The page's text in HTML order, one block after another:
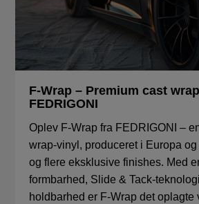
F-Wrap – Premium cast
FEDRIGONI
Oplev F-Wrap fra FEDRIGONI –
wrap-vinyl, produceret i Europa
og flere eksklusive finishes. Med
formbarhed, Slide & Tack-
holdbarhed er F-Wrap det oplagte